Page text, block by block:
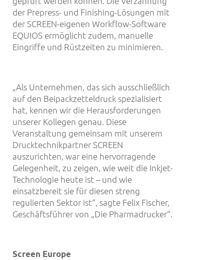
der Prepress- und Finishing-Lösungen mit
der SCREEN-eigenen Workflow-Software
EQUIOS ermöglicht zudem, manuelle
Eingriffe und Rüstzeiten zu minimieren.
„Als Unternehmen, das sich ausschließlich
auf den Beipackzetteldruck spezialisiert
hat, kennen wir die Herausforderungen
unserer Kollegen genau. Diese
Veranstaltung gemeinsam mit unserem
Drucktechnikpartner SCREEN
auszurichten, war eine hervorragende
Gelegenheit, zu zeigen, wie weit die Inkjet-
Technologie heute ist – und wie
einsatzbereit sie für diesen streng
regulierten Sektor ist“, sagte Felix Fischer,
Geschäftsführer von „Die Pharmadrucker“.
Screen Europe